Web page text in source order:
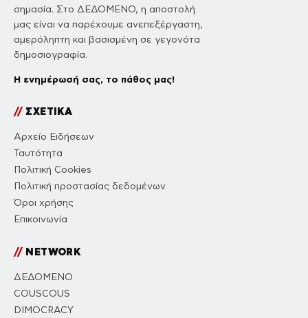
σημασία. Στο ΔΕΔΟΜΕΝΟ, η αποστολή
μας είναι να παρέχουμε ανεπεξέργαστη,
αμερόληπτη και βασισμένη σε γεγονότα
δημοσιογραφία.
Η ενημέρωσή σας, το πάθος μας!
//ΣΧΕΤΙΚΑ
Αρχείο Ειδήσεων
Ταυτότητα
Πολιτική Cookies
Πολιτική προστασίας δεδομένων
Όροι χρήσης
Επικοινωνία
//NETWORK
ΔΕΔΟΜΕΝΟ
COUSCOUS
DIMOCRACY